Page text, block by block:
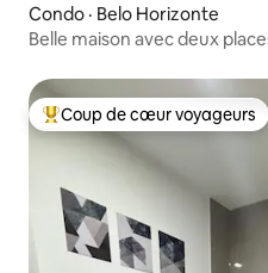
Condo · Belo Horizonte
Belle maison avec deux
Coup de cœur voyageurs
Coup de cœur voyageurs